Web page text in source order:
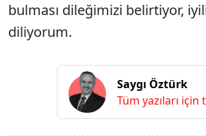
bulması dileğimizi belirtiyor,
diliyorum.
Saygı Öztürk
Tüm yazıları için